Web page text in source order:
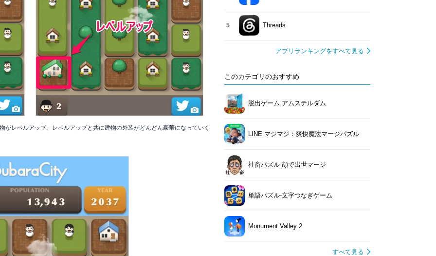
レベルアップ。レベルアップと共に建物の外装がどんどん豪華になっていく
5 Threads
アプリランキングをすべて見る
このカテゴリのおすすめ
脱出ゲーム アムステルダム
LINE マジマジ：爽快魔法マージパズル
社畜パズル 顔で出世マージ
単語パズル-文字つなぎゲーム
Monument Valley 2
すべて見る